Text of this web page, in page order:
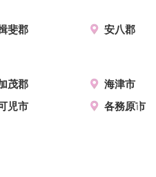
斐郡 安八郡
茂郡 海津市
児市 各務原市